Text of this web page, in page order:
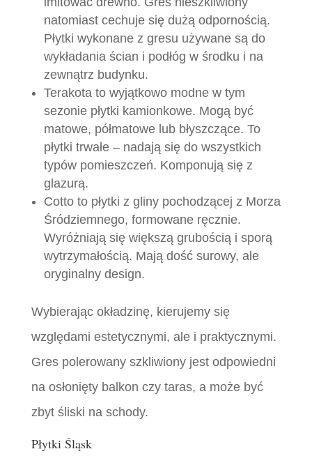
natomiast cechuje się dużą odpornością.
Płytki wykonane z gresu używane są do
wykładania ścian i podłóg w środku i na
zewnątrz budynku.
Terakota to wyjątkowo modne w tym
sezonie płytki kamionkowe. Mogą być
matowe, półmatowe lub błyszczące. To
płytki trwałe – nadają się do wszystkich
typów pomieszczeń. Komponują się z
glazurą.
Cotto to płytki z gliny pochodzącej z Morza
Śródziemnego, formowane ręcznie.
Wyróżniają się większą grubością i sporą
wytrzymałością. Mają dość surowy, ale
oryginalny design.
Wybierając okładzinę, kierujemy się
względami estetycznymi, ale i praktycznymi.
Gres polerowany szkliwiony jest odpowiedni
na osłonięty balkon czy taras, a może być
zbyt śliski na schody.
Płytki Śląsk